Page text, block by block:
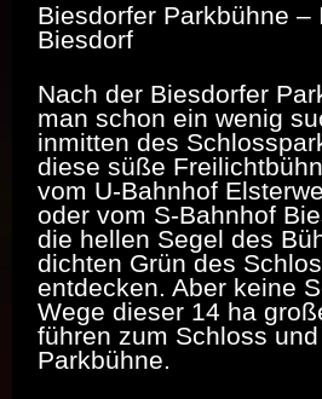
Biesdorfer Parkbühne –
Biesdorf
Nach der Biesdorfer
man schon ein wenig
inmitten des
diese süße
vom U-Bahnhof
oder vom S-Bahnhof
die hellen Segel des
dichten Grün des
entdecken. Aber keine
Wege dieser 14 ha
führen zum Schloss
Parkbühne.